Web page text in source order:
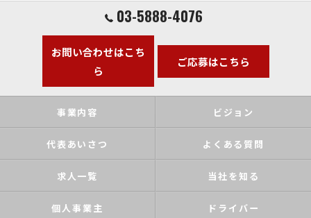
03-5888-4076
お問い合わせはこち
ら
ご応募はこちら
事業内容 ビジョン
代表あいさつ よくある質問
求人一覧 当社を知る
個人事業主 ドライバー